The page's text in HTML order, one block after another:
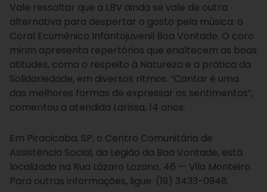
Vale ressaltar que a LBV ainda se vale de outra
alternativa para despertar o gosto pela música: o
Coral Ecumênico Infantojuvenil Boa Vontade. O coro
mirim apresenta repertórios que enaltecem as boas
atitudes, como o respeito à Natureza e a prática da
Solidariedade, em diversos ritmos. “Cantar é uma
das melhores formas de expressar os sentimentos”,
comentou a atendida Larissa, 14 anos.
Em Piracicaba, SP, o Centro Comunitário de
Assistência Social, da Legião da Boa Vontade, está
localizado na Rua Lázaro Lozano, 46 — Vila Monteiro.
Para outras informações, ligue: (19) 3433-0948.